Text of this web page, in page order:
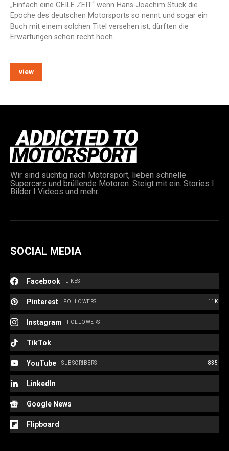
„Einfach eine GEILE ZEIT“ wenn Hans-Joachim Stuck die
Epoche des deutschen Motorsports so nennt und sogar ein
Buch mit einem solchen Titel versehen ist, dürften die
Erwartungen schon recht hoch…
view
Wir sind süchtig nach Motorsport, lieben schnelle
Supercars und brüllende Motoren. Steigt mit ein. Stories I
Bilder I Videos und mehr.
SOCIAL MEDIA
Facebook LIKES
Pinterest 11K
FOLLOWERS
Instagram FOLLOWERS
TikTok
YouTube 835
SUBSCRIBERS
LinkedIn
Google News
Flipboard